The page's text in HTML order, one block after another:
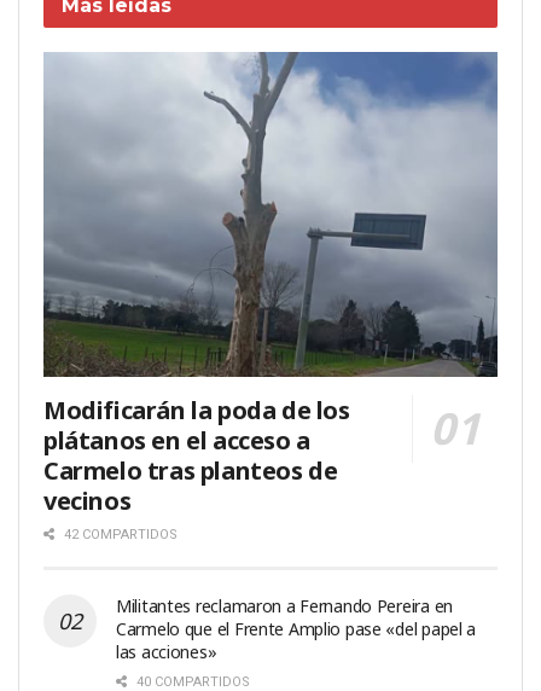
Más leídas
Modificarán la poda de los
plátanos en el acceso a
Carmelo tras planteos de
vecinos
42 COMPARTIDOS
Militantes reclamaron a Fernando Pereira en
Carmelo que el Frente Amplio pase «del papel a
las acciones»
40 COMPARTIDOS